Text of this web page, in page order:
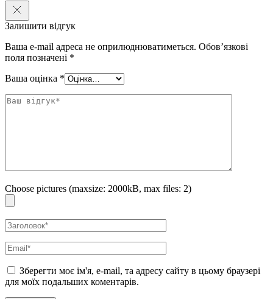
Залишити відгук
Ваша e-mail адреса не оприлюднюватиметься. Обов’язкові
поля позначені *
Ваша оцінка *
Choose pictures (maxsize: 2000kB, max files: 2)
Зберегти моє ім'я, e-mail, та адресу сайту в цьому браузері
для моїх подальших коментарів.